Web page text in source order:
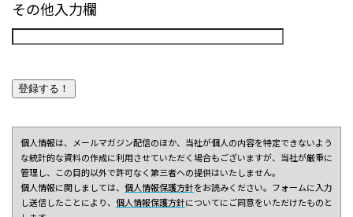
その他入力欄
個人情報は、メールマガジン配信のほか、当社が個人の内容を特定できないよう
な統計的な資料の作成に利用させていただく場合もございますが、当社が厳重に
管理し、この目的以外で許可なく第三者ヘの提供はいたしません。
個人情報に関しましては、 個人情報保護方針をお読みください。フォームに入力
し送信したことにより、 個人情報保護方針についてにご同意をいただけたものと